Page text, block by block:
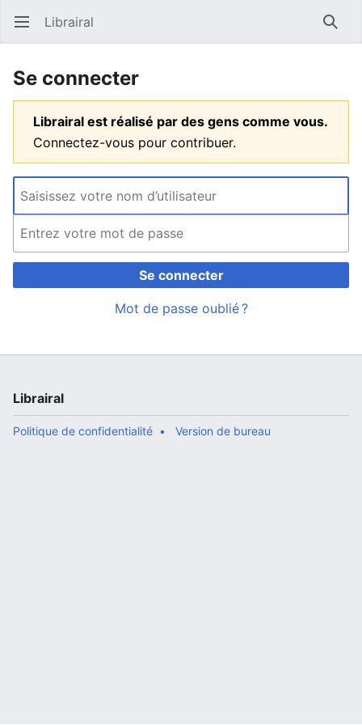
Ouvrir le menu principal Librairal
Se connecter
Librairal est réalisé par des gens comme vous.
Connectez-vous pour contribuer.
Se connecter
Mot de passe oublié ?
Librairal
Politique de confidentialité Version de bureau